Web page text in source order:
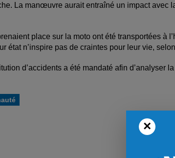
La manœuvre aurait entraîné un impact avec
place sur la moto ont été transportées à
état n’inspire pas de craintes pour leur vie,
d’accidents a été mandaté afin d’analyser
×